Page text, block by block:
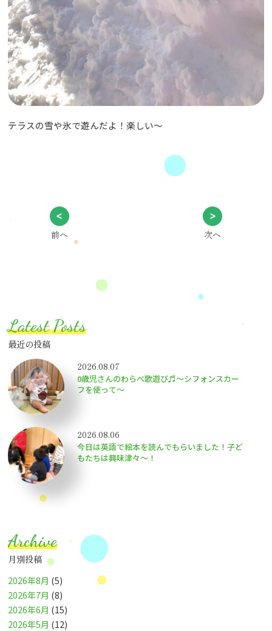
テラスの雪や氷で遊んだよ！楽しい〜
前へ 次へ
Latest Posts
最近の投稿
2026.08.07
0歳児さんのわらべ歌遊び♬～シフォンスカー
フを使って～
2026.08.06
今日は英語で絵本を読んでもらいました！子ど
もたちは興味津々〜！
Archive
月別投稿
2026年8月 (5)
2026年7月 (8)
2026年6月 (15)
2026年5月 (12)